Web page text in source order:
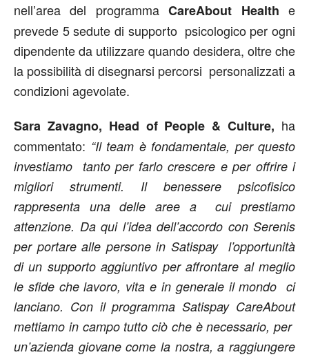
nell’area del programmaCareAbout Healthe
prevede 5 sedute di supporto psicologico per ogni
dipendente da utilizzare quando desidera, oltre che
la possibilità di disegnarsi percorsi personalizzati a
condizioni agevolate.
Sara Zavagno, Head of People & Culture, ha
commentato: “Il team è fondamentale, per questo
investiamo tanto per farlo crescere e per offrire i
migliori strumenti. Il benessere psicofisico
rappresenta una delle aree a cui prestiamo
attenzione. Da qui l’idea dell’accordo con Serenis
per portare alle persone in Satispay l’opportunità
di un supporto aggiuntivo per affrontare al meglio
le sfide che lavoro, vita e in generale il mondo ci
lanciano. Con il programma Satispay CareAbout
mettiamo in campo tutto ciò che è necessario, per
un’azienda giovane come la nostra, a raggiungere